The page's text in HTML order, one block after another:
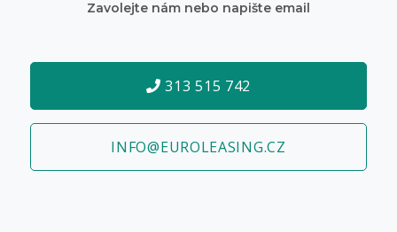
Zavolejte nám nebo napište email
313 515 742
INFO@EUROLEASING.CZ